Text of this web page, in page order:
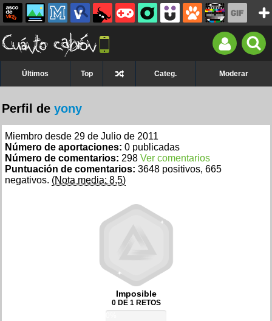
Últimos Top Categ. Moderar
Perfil de yony
Miembro desde 29 de Julio de 2011
Número de aportaciones: 0 publicadas
Número de comentarios: 298 Ver comentarios
Puntuación de comentarios: 3648 positivos, 665
negativos. (Nota media: 8,5)
Imposible
0 DE 1 RETOS